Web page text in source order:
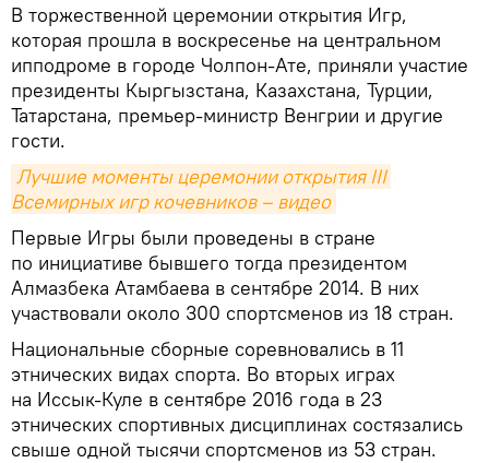
В торжественной церемонии открытия Игр,
которая прошла в воскресенье на центральном
ипподроме в городе Чолпон-Ате, приняли участие
президенты Кыргызстана, Казахстана, Турции,
Татарстана, премьер-министр Венгрии и другие
гости.
Лучшие моменты церемонии открытия III
Всемирных игр кочевников – видео
Первые Игры были проведены в стране
по инициативе бывшего тогда президентом
Алмазбека Атамбаева в сентябре 2014. В них
участвовали около 300 спортсменов из 18 стран.
Национальные сборные соревновались в 11
этнических видах спорта. Во вторых играх
на Иссык-Куле в сентябре 2016 года в 23
этнических спортивных дисциплинах состязались
свыше одной тысячи спортсменов из 53 стран.